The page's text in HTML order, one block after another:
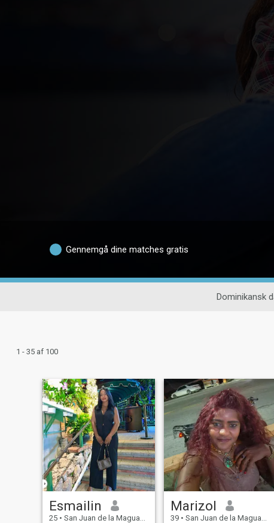
Gennemgå dine matches gratis
Dominikansk
1 - 35 af 100
Esmailin
25 • San Juan de la Maguana, San Juan, DR Dominikanske
Marizol
39 • San Juan de la Maguana, San Juan, DR Dominikanske